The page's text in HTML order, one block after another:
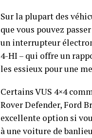
Sur la plupart des
que vous pouvez
un interrupteur
4-HI – qui offre un
les essieux pour une
Certains VUS 4×4
Rover Defender, Ford
excellente option si
à une voiture de